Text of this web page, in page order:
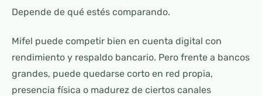
Depende de qué estés comparando.
Mifel puede competir bien en cuenta digital con
rendimiento y respaldo bancario. Pero frente a bancos
grandes, puede quedarse corto en red propia,
presencia física o madurez de ciertos canales